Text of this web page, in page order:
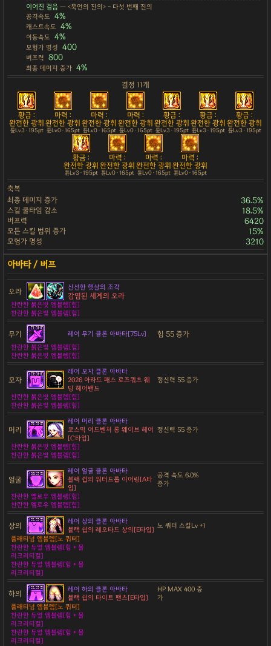
이어진 걸음— <묵언의 진의> - 다섯 번째 진의
공격속도
4%
캐스트속도 4%
이동속도 4%
모험가 명성 400
버프력 800
최종 데미지 증가 4%
결정 11개
황금 :
완전한 광휘
튠Lv3 · 195pt
마력 :
완전한 광휘
튠Lv0 · 165pt
마력 :
완전한 광휘
튠Lv0 · 165pt
마력 :
완전한 광휘
튠Lv0 · 165pt
황금 :
완전한 광휘
튠Lv3 · 195pt
황금 :
완전한 광휘
튠Lv3 · 195pt
황금 :
완전한 광휘
튠Lv3 · 195pt
황금 :
완전한 광휘
튠Lv3 · 195pt
마력 :
완전한 광휘
튠Lv0 · 165pt
마력 :
완전한 광휘
튠Lv0 · 165pt
마력 :
완전한 광휘
튠Lv0 · 165pt
축복
최종 데미지 증가
36.5%
스킬 쿨타임 감소 18.5%
버프력 6420
모든 스킬 범위 증가 15%
모험가 명성 3210
오라 신선한 햇살의 조각
감염된 세계의 오라
찬란한 붉은빛 엠블렘[힘]
찬란한 붉은빛 엠블렘[힘]
무기 레어 무기 클론 아바타[75Lv] 힘 55 증가
찬란한 붉은빛 엠블렘[힘]
찬란한 붉은빛 엠블렘[힘]
모자
레어 모자 클론 아바타
2026 아라드 패스 로즈쿼츠 웨
딩 헤어밴드
정신력 55 증가
찬란한 붉은빛 엠블렘[힘]
찬란한 붉은빛 엠블렘[힘]
머리
레어 머리 클론 아바타
코스믹 어드벤처 롱 웨이브 헤어
[C타입]
정신력 55 증가
찬란한 붉은빛 엠블렘[힘]
찬란한 붉은빛 엠블렘[힘]
얼굴
레어 얼굴 클론 아바타
블랙 쉽의 워터드롭 이어링[A타
입]
공격 속도 6.0%
증가
찬란한 옐로우 엠블렘[힘]
찬란한 옐로우 엠블렘[힘]
상의
레어 상의 클론 아바타
블랙 쉽의 레오타드 상의[E타입] 노 쿼터 스킬Lv +1
플래티넘 엠블렘[노 쿼터]
찬란한 듀얼 엠블렘[힘 + 물
리크리티컬]
찬란한 듀얼 엠블렘[힘 + 물
리크리티컬]
하의
레어 하의 클론 아바타
블랙 쉽의 타이트 팬츠[E타입]
HP MAX 400 증
가
플래티넘 엠블렘[노 쿼터]
찬란한 듀얼 엠블렘[힘 + 물
리크리티컬]
찬란한 듀얼 엠블렘[힘 + 물
리크리티컬]